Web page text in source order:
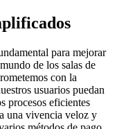
para mejorar
de los salas de
con la
usuarios puedan
procesos eficientes
una vivencia veloz y